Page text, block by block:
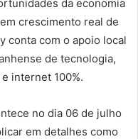
da economia
crescimento real de
conta com o apoio local
de tecnologia,
internet 100%.
no dia 06 de julho
em detalhes como